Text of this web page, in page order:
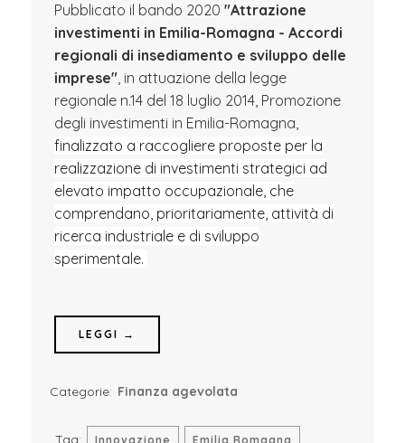
Pubblicato il bando 2020 "Attrazione
investimenti in Emilia-Romagna - Accordi
regionali di insediamento e sviluppo delle
imprese", in attuazione della legge
regionale n.14 del 18 luglio 2014, Promozione
degli investimenti in Emilia-Romagna,
finalizzato a raccogliere proposte per la
realizzazione di investimenti strategici ad
elevato impatto occupazionale, che
comprendano, prioritariamente, attività di
ricerca industriale e di sviluppo
sperimentale.
LEGGI →
Categorie: Finanza agevolata
Tag: Innovazione Emilia Romagna